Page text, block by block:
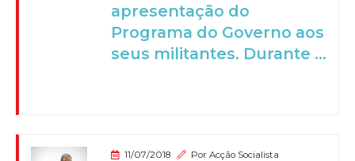
apresentação do
Programa do Governo aos
seus militantes. Durante ...
11/07/2018 PorAcção Socialista